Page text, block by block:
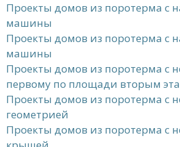
Проекты домов из поротерма с
машины
Проекты домов из поротерма с
машины
Проекты домов из поротерма с
первому по площади вторым
Проекты домов из поротерма с
геометрией
Проекты домов из поротерма с